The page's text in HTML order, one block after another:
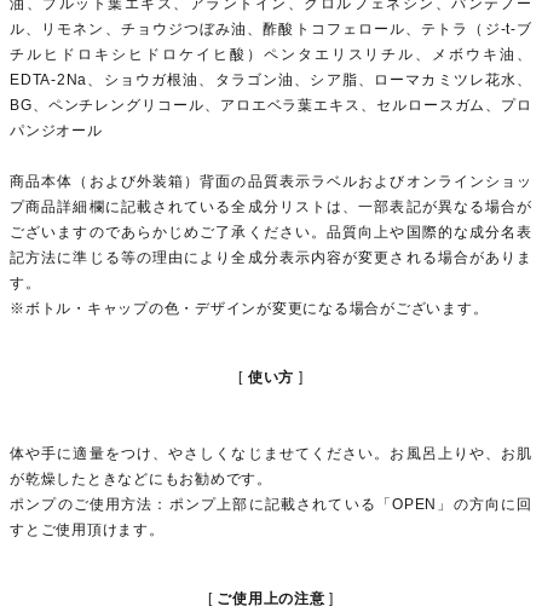
油、プルット葉エキス、アラントイン、クロルフェネシン、パンテノー
ル、リモネン、チョウジつぼみ油、酢酸トコフェロール、テトラ（ジ-t-ブ
チルヒドロキシヒドロケイヒ酸）ペンタエリスリチル、メボウキ油、
EDTA-2Na、ショウガ根油、タラゴン油、シア脂、ローマカミツレ花水、
BG、ペンチレングリコール、アロエベラ葉エキス、セルロースガム、プロ
パンジオール
商品本体（および外装箱）背面の品質表示ラベルおよびオンラインショッ
プ商品詳細欄に記載されている全成分リストは、一部表記が異なる場合が
ございますのであらかじめご了承ください。品質向上や国際的な成分名表
記方法に準じる等の理由により全成分表示内容が変更される場合がありま
す。
※ボトル・キャップの色・デザインが変更になる場合がございます。
使い方
体や手に適量をつけ、やさしくなじませてください。お風呂上りや、お肌
が乾燥したときなどにもお勧めです。
ポンプのご使用方法：ポンプ上部に記載されている「OPEN」の方向に回
すとご使用頂けます。
ご使用上の注意